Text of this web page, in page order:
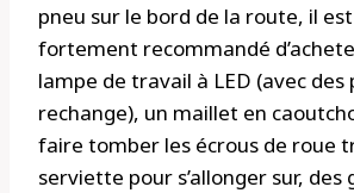
pneu sur le bord de la route, il
fortement recommandé
lampe de travail à LED (avec des
rechange), un maillet en
faire tomber les écrous de roue
serviette pour s’allonger sur, des